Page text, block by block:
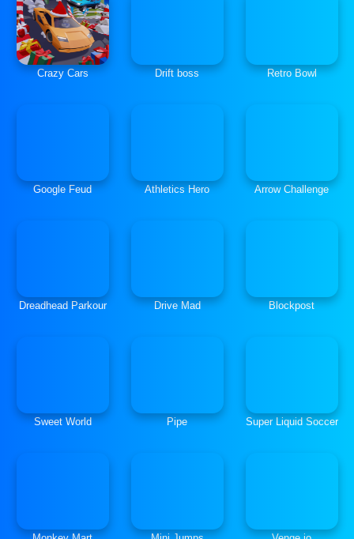
Crazy Cars Drift boss Retro Bowl
Google Feud Athletics Hero Arrow Challenge
Dreadhead Parkour Drive Mad Blockpost
Sweet World Pipe Super Liquid Soccer